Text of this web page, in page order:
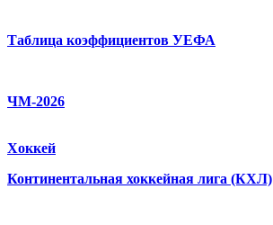
Таблица коэффициентов УЕФА
ЧМ-2026
Хоккей
Континентальная хоккейная лига (КХЛ)